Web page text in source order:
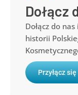
Dołącz
Dołącz do
historii
Przyłącz się